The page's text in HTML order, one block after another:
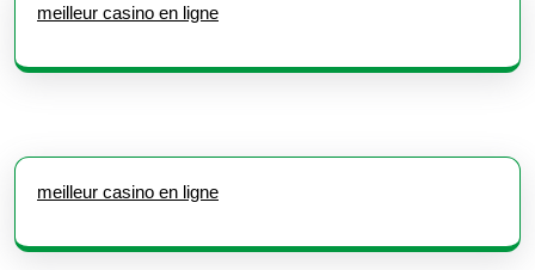
meilleur casino en ligne
meilleur casino en ligne